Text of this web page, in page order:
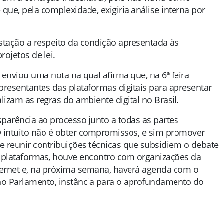
pela complexidade, exigiria análise interna por
a respeito da condição apresentada às
de lei.
uma nota na qual afirma que, na 6ª feira
das plataformas digitais para apresentar
as regras do ambiente digital no Brasil.
ao processo junto a todas as partes
não é obter compromissos, e sim promover
reunir contribuições técnicas que subsidiem o debate
houve encontro com organizações da
e, na próxima semana, haverá agenda com o
Parlamento, instância para o aprofundamento do